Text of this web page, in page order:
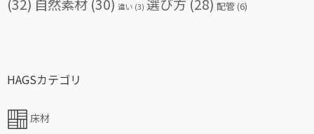
自然素材 (30) 違い (3) 配管(6)
HAGSカテゴリ
床材